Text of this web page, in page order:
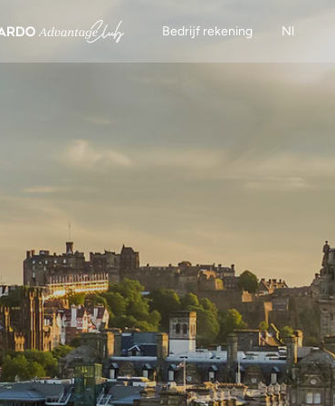
Bedrijf rekening Nl